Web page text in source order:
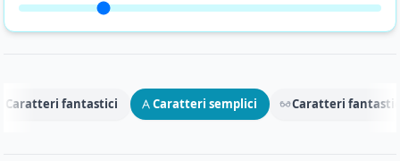
Caratteri fantastici Caratteri semplici Caratteri